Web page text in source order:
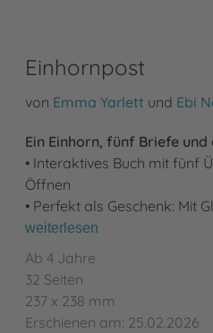
Einhornpost
von Emma Yarlett und Ebi
Ein Einhorn, fünf Briefe
• Interaktives Buch mit fünf
Öffnen
• Perfekt als Geschenk: Mit
weiterlesen
Ab 4 Jahre
32 Seiten
237 x 238 mm
Erschienen am: 25.02.2026